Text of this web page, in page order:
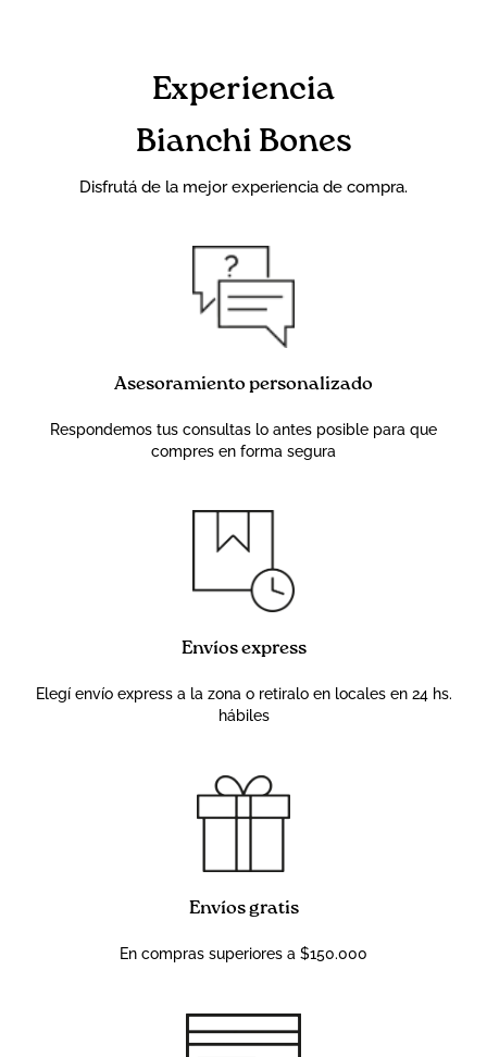
Experiencia
Bianchi Bones
Disfrutá de la mejor experiencia de compra.
Asesoramiento personalizado
Respondemos tus consultas lo antes posible para que
compres en forma segura
Envíos express
Elegí envío express a la zona o retiralo en locales en 24 hs.
hábiles
Envíos gratis
En compras superiores a $150.000